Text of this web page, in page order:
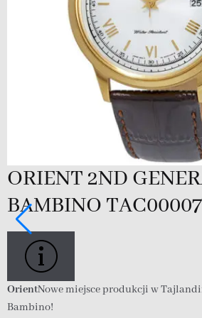
ORIENT 2ND
BAMBINO
OrientNowe miejsce produkcji w
Bambino!